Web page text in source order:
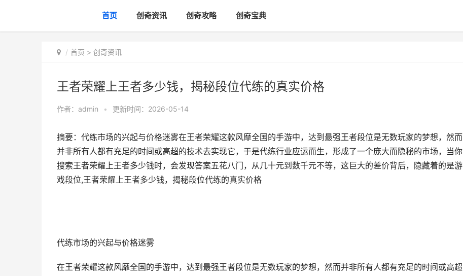
首页 创奇资讯 创奇攻略 创奇宝典
首页 > 创奇资讯
王者荣耀上王者多少钱，揭秘段位代练的真实价格
作者： admin • 更新时间：2026-05-14
摘要：代练市场的兴起与价格迷雾在王者荣耀这款风靡全国的手游中，达到最强王者段位是无数玩家的梦想，然而
并非所有人都有充足的时间或高超的技术去实现它，于是代练行业应运而生，形成了一个庞大而隐秘的市场，当你
搜索王者荣耀上王者多少钱时，会发现答案五花八门，从几十元到数千元不等，这巨大的差价背后，隐藏着的是游
戏段位,王者荣耀上王者多少钱，揭秘段位代练的真实价格
代练市场的兴起与价格迷雾
在王者荣耀这款风靡全国的手游中，达到最强王者段位是无数玩家的梦想，然而并非所有人都有充足的时间或高超